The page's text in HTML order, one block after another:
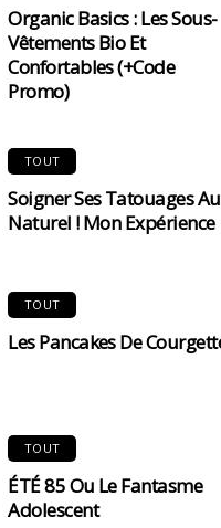
Organic Basics : Les Sous-
Vêtements Bio Et
Confortables (+code
Promo)
TOUT
Soigner Ses Tatouages Au
Naturel ! Mon Expérience
TOUT
Les Pancakes De
TOUT
ÉTÉ 85 Ou Le Fantasme
Adolescent